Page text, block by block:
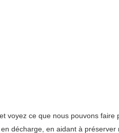
voyez ce que nous pouvons
décharge, en aidant à